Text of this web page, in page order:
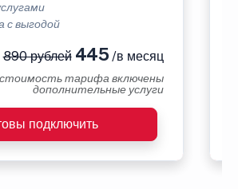
с выгодой
890 рублей445 /в месяц
тарифа включены
дополнительные услуги
подключить